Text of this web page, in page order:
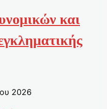
και
2026